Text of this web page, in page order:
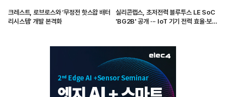
크레스트, 로브로스와 ‘무정전 핫스왑 배터
리시스템’ 개발 본격화
실리콘랩스, 초저전력 블루투스 LE SoC
'BG2B' 공개 ··· IoT 기기 전력 효율·보안